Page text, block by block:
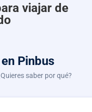
viajar de
en Pinbus
saber por qué?